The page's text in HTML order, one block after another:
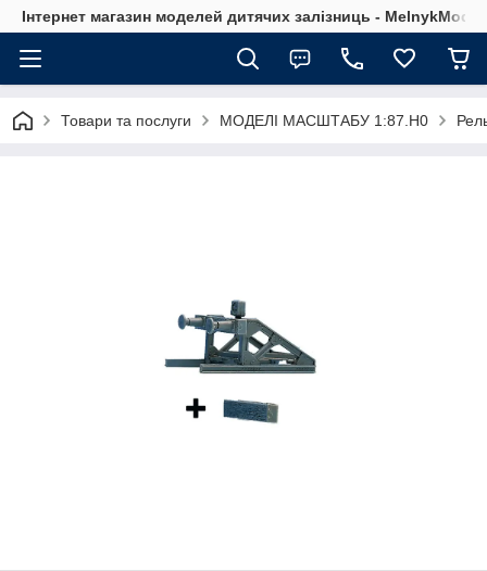
Інтернет магазин моделей дитячих залізниць -
Товари та послуги МОДЕЛІ МАСШТАБУ 1:87.H0